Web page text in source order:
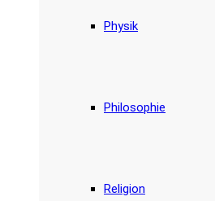
Physik
Philosophie
Religion